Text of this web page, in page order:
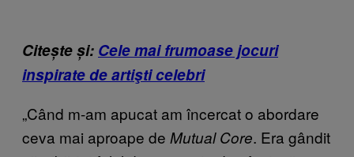
Citește și: Cele mai frumoase jocuri
inspirate de artişti celebri
„Când m-am apucat am încercat o abordare
ceva mai aproape de Mutual Core. Era gândit